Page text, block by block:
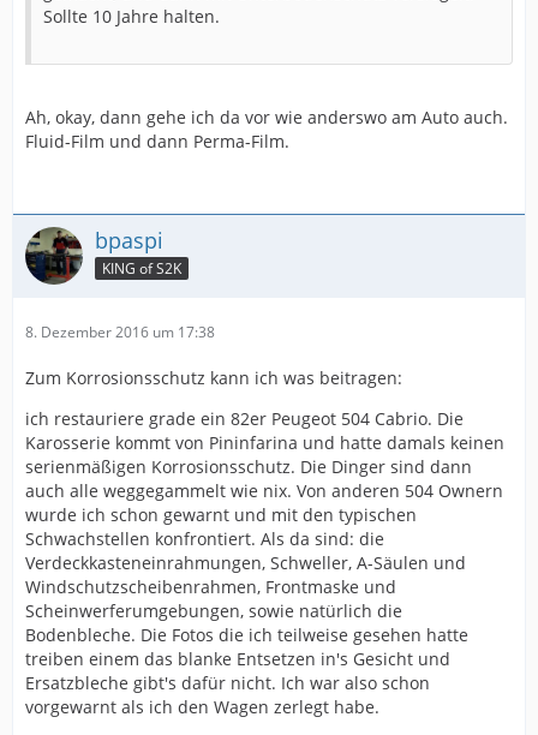
Sollte 10 Jahre halten.
Ah, okay, dann gehe ich da vor wie anderswo am Auto auch.
Fluid-Film und dann Perma-Film.
bpaspi
KING of S2K
8. Dezember 2016 um 17:38
Zum Korrosionsschutz kann ich was beitragen:
ich restauriere grade ein 82er Peugeot 504 Cabrio. Die
Karosserie kommt von Pininfarina und hatte damals keinen
serienmäßigen Korrosionsschutz. Die Dinger sind dann
auch alle weggegammelt wie nix. Von anderen 504 Ownern
wurde ich schon gewarnt und mit den typischen
Schwachstellen konfrontiert. Als da sind: die
Verdeckkasteneinrahmungen, Schweller, A-Säulen und
Windschutzscheibenrahmen, Frontmaske und
Scheinwerferumgebungen, sowie natürlich die
Bodenbleche. Die Fotos die ich teilweise gesehen hatte
treiben einem das blanke Entsetzen in's Gesicht und
Ersatzbleche gibt's dafür nicht. Ich war also schon
vorgewarnt als ich den Wagen zerlegt habe.